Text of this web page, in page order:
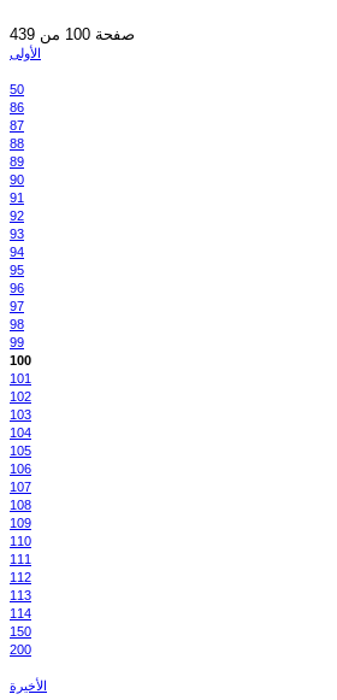
صفحة 100 من 439
الأولى
50
86
87
88
89
90
91
92
93
94
95
96
97
98
99
100
101
102
103
104
105
106
107
108
109
110
111
112
113
114
150
200
الأخيرة